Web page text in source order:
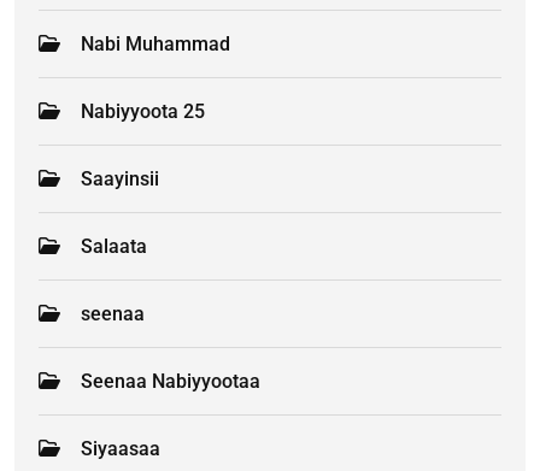
Nabi Muhammad
Nabiyyoota 25
Saayinsii
Salaata
seenaa
Seenaa Nabiyyootaa
Siyaasaa